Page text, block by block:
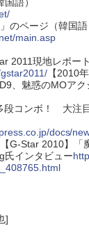
のページ（韓国語
main.asp
2011現地レポー
【2010
、魅惑のMOア
段コンボ！ 大注
docs/
G-Star 2010】「
氏インタビュー
]